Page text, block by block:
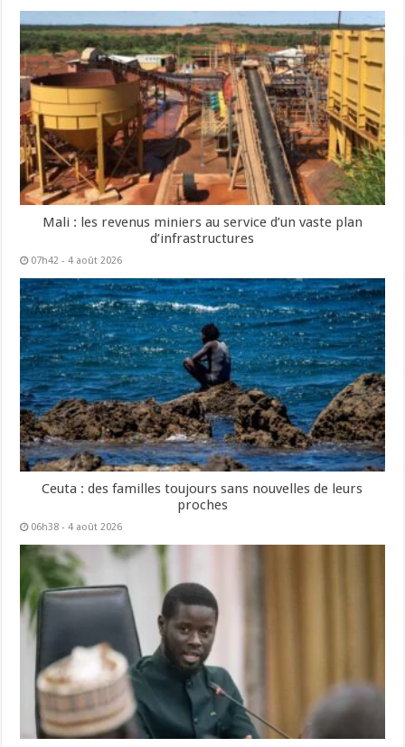
Mali : les revenus miniers au service d’un vaste plan
d’infrastructures
07h42 - 4 août 2026
Ceuta : des familles toujours sans nouvelles de leurs
proches
06h38 - 4 août 2026